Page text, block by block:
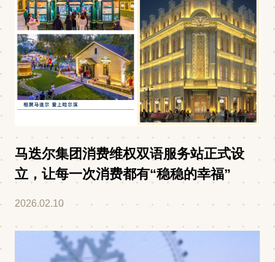
马迭尔集团消费维权双语服务站正式设
立，让每一次消费都有“稳稳的幸福”
2026.02.10